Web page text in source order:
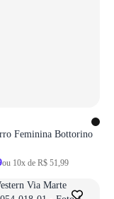
Feminina Bottorino
ou 10x de R$ 51,99